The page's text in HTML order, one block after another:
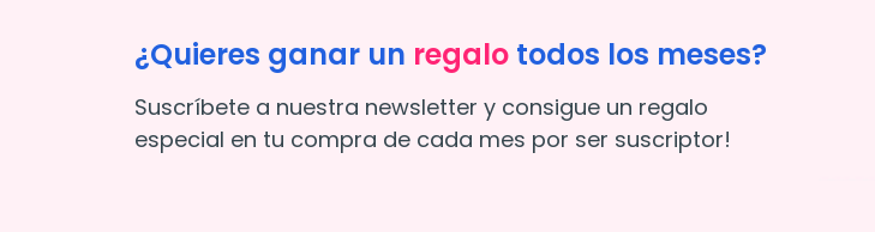
¿Quieres ganar un regalo todos los meses?
Suscríbete a nuestra newsletter y consigue un regalo
especial en tu compra de cada mes por ser suscriptor!